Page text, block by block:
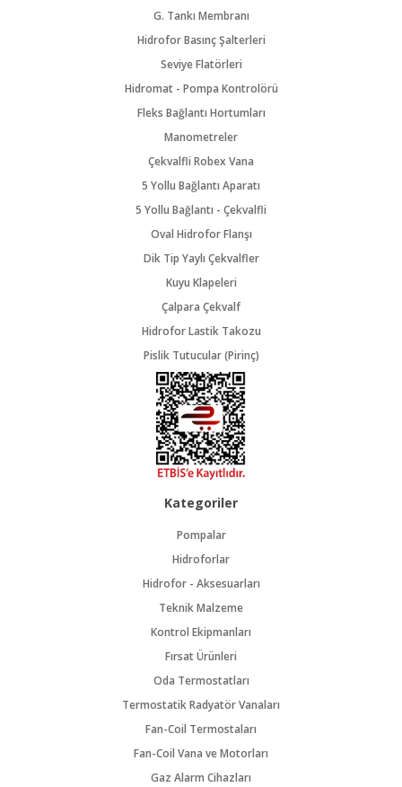
G. Tankı Membranı
Hidrofor Basınç Şalterleri
Seviye Flatörleri
Hidromat - Pompa Kontrolörü
Fleks Bağlantı Hortumları
Manometreler
Çekvalfli Robex Vana
5 Yollu Bağlantı Aparatı
5 Yollu Bağlantı - Çekvalfli
Oval Hidrofor Flanşı
Dik Tip Yaylı Çekvalfler
Kuyu Klapeleri
Çalpara Çekvalf
Hidrofor Lastik Takozu
Pislik Tutucular (Pirinç)
Kategoriler
Pompalar
Hidroforlar
Hidrofor - Aksesuarları
Teknik Malzeme
Kontrol Ekipmanları
Fırsat Ürünleri
Oda Termostatları
Termostatik Radyatör Vanaları
Fan-Coil Termostaları
Fan-Coil Vana ve Motorları
Gaz Alarm Cihazları